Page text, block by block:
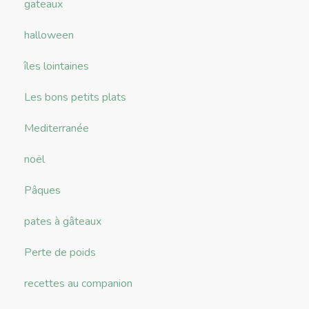
gateaux
halloween
îles lointaines
Les bons petits plats
Mediterranée
noël
Pâques
pates à gâteaux
Perte de poids
recettes au companion